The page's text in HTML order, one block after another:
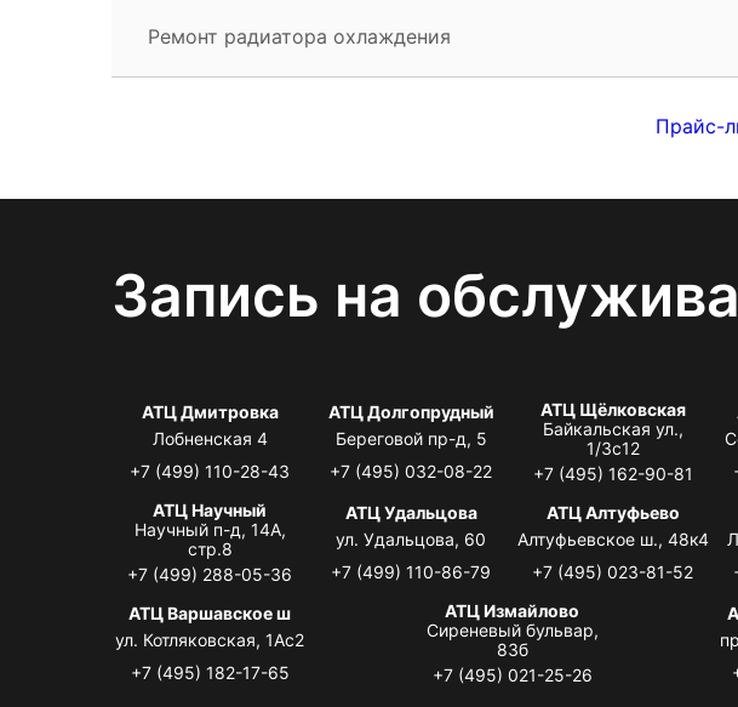
Ремонт радиатора охлаждения
Прайс-
Запись на
АТЦ Дмитровка
Лобненская 4
+7 (499) 110-28-43
АТЦ Долгопрудный
Береговой пр-д, 5
+7 (495) 032-08-22
АТЦ Щёлковская
Байкальская ул.,
1/3с12
+7 (495) 162-90-81
АТЦ Научный
Научный п-д, 14А,
стр.8
+7 (499) 288-05-36
АТЦ Удальцова
ул. Удальцова, 60
+7 (499) 110-86-79
АТЦ Алтуфьево
Алтуфьевское ш., 48к4
+7 (495) 023-81-52
АТЦ Варшавское ш
ул. Котляковская, 1Ас2
+7 (495) 182-17-65
АТЦ Измайлово
Сиреневый бульвар,
83б
+7 (495) 021-25-26